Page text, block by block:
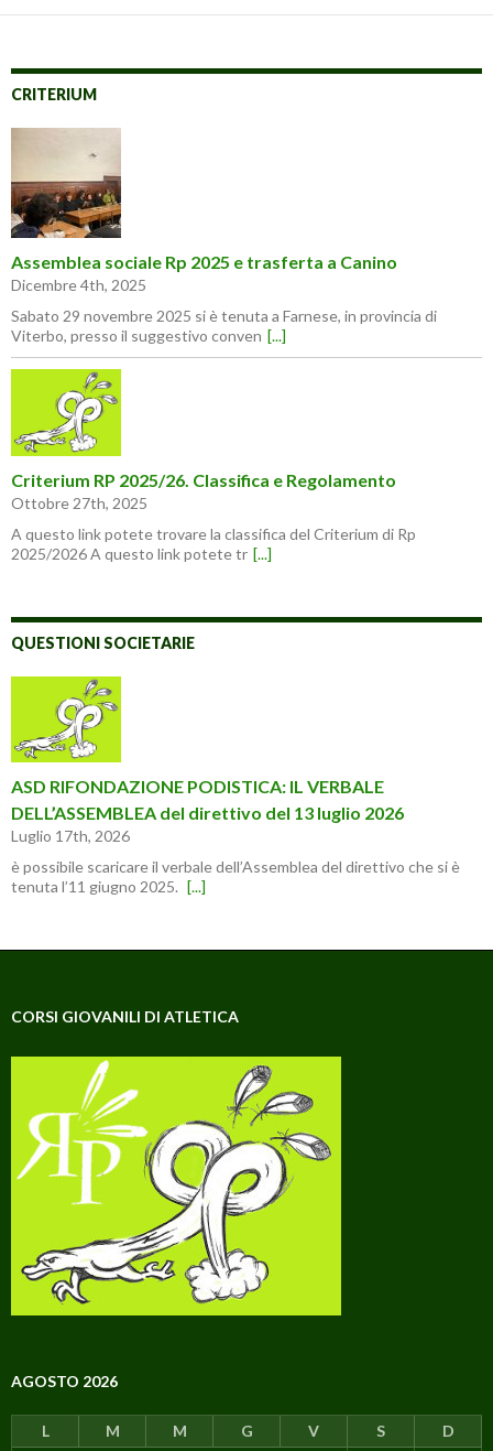
CRITERIUM
Assemblea sociale Rp 2025 e trasferta a Canino
Dicembre 4th, 2025
Sabato 29 novembre 2025 si è tenuta a Farnese, in provincia di
Viterbo, presso il suggestivo conven [...]
Criterium RP 2025/26. Classifica e Regolamento
Ottobre 27th, 2025
A questo link potete trovare la classifica del Criterium di Rp
2025/2026 A questo link potete tr [...]
QUESTIONI SOCIETARIE
ASD RIFONDAZIONE PODISTICA: IL VERBALE
DELL’ASSEMBLEA del direttivo del 13 luglio 2026
Luglio 17th, 2026
è possibile scaricare il verbale dell’Assemblea del direttivo che si è
tenuta l’11 giugno 2025. [...]
CORSI GIOVANILI DI ATLETICA
AGOSTO 2026
L M M G V S
D